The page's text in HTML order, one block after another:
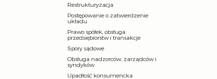
Restrukturyzacja
Postępowanie o zatwierdzenie
układu
Prawo spółek, obsługa
przedsiębiorstw i transakcje
Spory sądowe
Obsługa nadzorców, zarządców i
syndyków
Upadłość konsumencka